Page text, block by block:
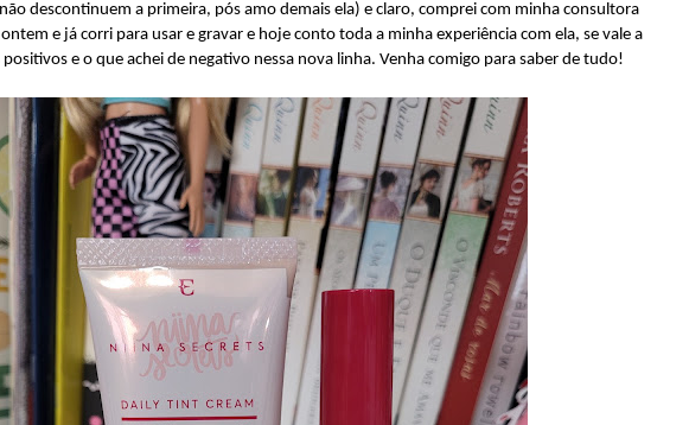
descontinuem a primeira, pós amo demais ela) e claro, comprei com minha consultora
e já corri para usar e gravar e hoje conto toda a minha experiência com ela, se vale a
e o que achei de negativo nessa nova linha. Venha comigo para saber de tudo!